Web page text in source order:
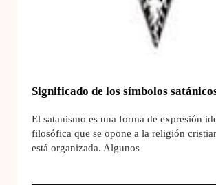
Significado de los símbolos
El satanismo es una forma de expresión
filosófica que se opone a la religión
está organizada. Algunos